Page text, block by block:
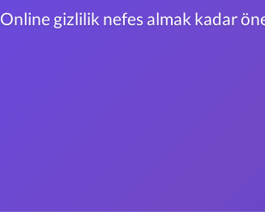
Online gizlilik nefes almak kadar